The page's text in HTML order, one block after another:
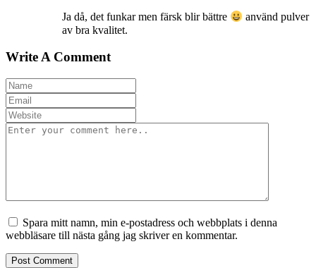
Ja då, det funkar men färsk blir bättre
använd pulver
av bra kvalitet.
Write A Comment
Spara mitt namn, min e-postadress och webbplats i denna
webbläsare till nästa gång jag skriver en kommentar.